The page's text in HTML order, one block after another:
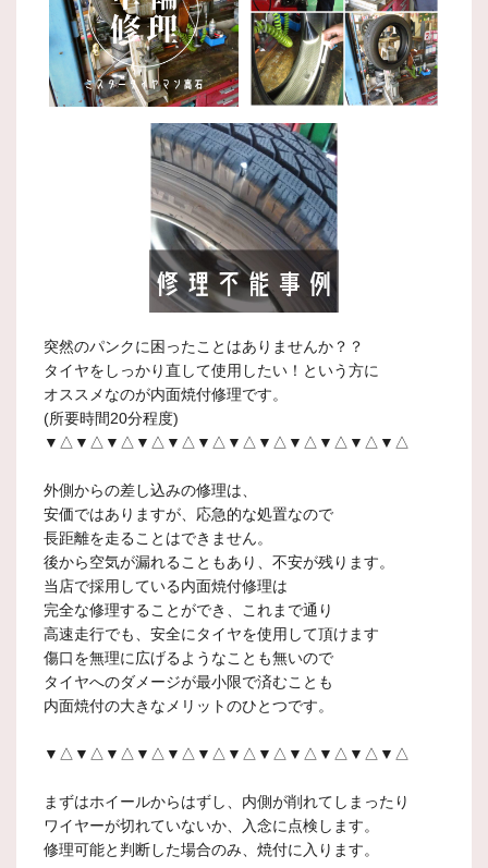
突然のパンクに困ったことはありませんか？？
タイヤをしっかり直して使用したい！という方に
オススメなのが内面焼付修理です。
(所要時間20分程度)
▼△▼△▼△▼△▼△▼△▼△▼△▼△▼△▼△▼△
外側からの差し込みの修理は、
安価ではありますが、応急的な処置なので
長距離を走ることはできません。
後から空気が漏れることもあり、不安が残ります。
当店で採用している内面焼付修理は
完全な修理することができ、これまで通り
高速走行でも、安全にタイヤを使用して頂けます
傷口を無理に広げるようなことも無いので
タイヤへのダメージが最小限で済むことも
内面焼付の大きなメリットのひとつです。
▼△▼△▼△▼△▼△▼△▼△▼△▼△▼△▼△▼△
まずはホイールからはずし、内側が削れてしまったり
ワイヤーが切れていないか、入念に点検します。
修理可能と判断した場合のみ、焼付に入ります。